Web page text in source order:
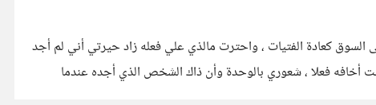
كعادة الفتيات ، واحترت مالذي علي فعله زاد حيرتي أني لم أجد
أخافه فعلا ، شعوري بالوحدة وأن ذاك الشخص الذي أجده عندما